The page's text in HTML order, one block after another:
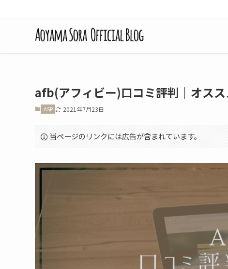
afb(アフィビー)口コミ評判｜オス
ASP 2021年7月23日
当ページのリンクには広告が含まれています。